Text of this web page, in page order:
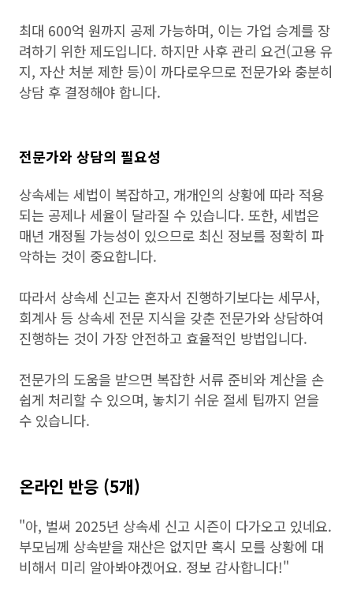
최대 600억 원까지 공제 가능하며, 이는 가업 승계를 장
려하기 위한 제도입니다. 하지만 사후 관리 요건(고용 유
지, 자산 처분 제한 등)이 까다로우므로 전문가와 충분히
상담 후 결정해야 합니다.
전문가와 상담의 필요성
상속세는 세법이 복잡하고, 개개인의 상황에 따라 적용
되는 공제나 세율이 달라질 수 있습니다. 또한, 세법은
매년 개정될 가능성이 있으므로 최신 정보를 정확히 파
악하는 것이 중요합니다.
따라서 상속세 신고는 혼자서 진행하기보다는 세무사,
회계사 등 상속세 전문 지식을 갖춘 전문가와 상담하여
진행하는 것이 가장 안전하고 효율적인 방법입니다.
전문가의 도움을 받으면 복잡한 서류 준비와 계산을 손
쉽게 처리할 수 있으며, 놓치기 쉬운 절세 팁까지 얻을
수 있습니다.
온라인 반응 (5개)
"아, 벌써 2025년 상속세 신고 시즌이 다가오고 있네요.
부모님께 상속받을 재산은 없지만 혹시 모를 상황에 대
비해서 미리 알아봐야겠어요. 정보 감사합니다!"